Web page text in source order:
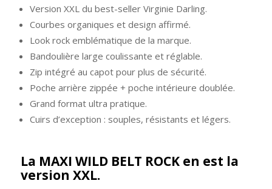
Version XXL du best-seller Virginie Darling.
Courbes organiques et design affirmé.
Look rock emblématique de la marque.
Bandoulière large coulissante et réglable.
Zip intégré au capot pour plus de sécurité.
Poche arrière zippée + poche intérieure doublée.
Grand format ultra pratique.
Cuirs d’exception : souples, résistants et légers.
La MAXI WILD BELT ROCK en est la
version XXL.